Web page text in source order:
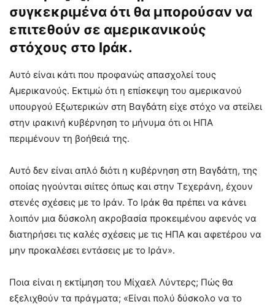
συγκεκριμένα ότι θα μπορούσαν να
επιτεθούν σε αμερικανικούς
στόχους στο Ιράκ.
Αυτό είναι κάτι που προφανώς απασχολεί τους
Αμερικανούς. Εκτιμώ ότι η επίσκεψη του αμερικανού
υπουργού Εξωτερικών στη Βαγδάτη είχε στόχο να στείλει
στην ιρακινή κυβέρνηση το μήνυμα ότι οι ΗΠΑ
περιμένουν τη βοήθειά της.
Αυτό δεν είναι απλό διότι η κυβέρνηση στη Βαγδάτη, της
οποίας ηγούνται σιίτες όπως και στην Τεχεράνη, έχουν
στενές σχέσεις με το Ιράν. Το Ιράκ θα πρέπει να κάνει
λοιπόν μια δύσκολη ακροβασία προκειμένου αφενός να
διατηρήσει τις καλές σχέσεις με τις ΗΠΑ και αφετέρου να
μην προκαλέσει εντάσεις με το Ιράν».
Ποια είναι η εκτίμηση του Μίχαελ Λύντερς; Πώς θα
εξελιχθούν τα πράγματα; «Είναι πολύ δύσκολο να το